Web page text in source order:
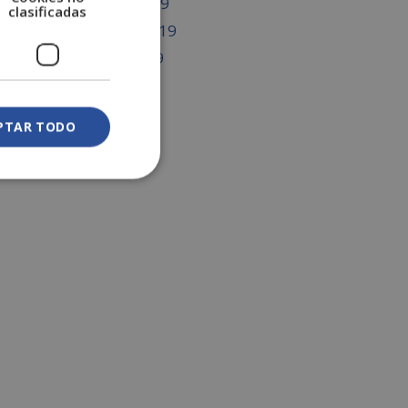
febrero 2019
enero 2019
clasificadas
TODO